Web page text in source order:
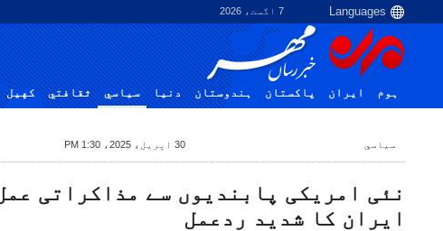
7 اگست، 2026
ہوم ایران پاکستان ہندوستان دنیا سياسي ثقافتي کهيل
سياسي 30 اپریل، 2025، 1:30 PM
نئی امریکی پابندیوں سے مذاکراتی
ایران کا شدید ردعمل